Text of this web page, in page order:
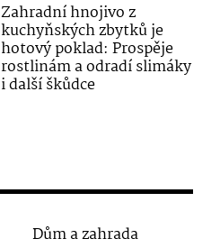
Zahradní hnojivo z
kuchyňských zbytků je
hotový poklad: Prospěje
rostlinám a odradí slimáky
i další škůdce
Dům a zahrada